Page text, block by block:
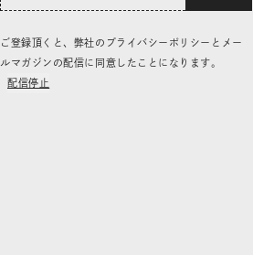
ご登録頂くと、弊社のプライバシーポリシーとメー
ルマガジンの配信に同意したことになります。
配信停止